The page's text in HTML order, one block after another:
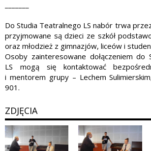
Do Studia Teatralnego LS nabór trwa
przyjmowane są dzieci ze szkół
oraz młodzież z gimnazjów, liceów i
Osoby zainteresowane dołączeniem do
LS mogą się kontaktować
i mentorem grupy – Lechem
901.
ZDJĘCIA